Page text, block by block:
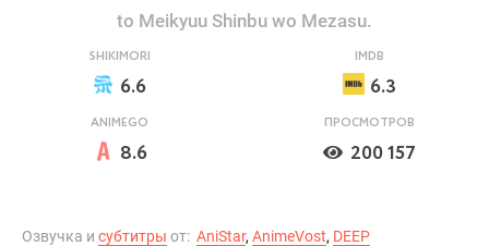
to Meikyuu Shinbu wo Mezasu.
SHIKIMORI
6.6
IMDB
6.3
ANIMEGO
8.6
ПРОСМОТРОВ
200 157
Озвучка и субтитры от: AniStar, AnimeVost, DEEP